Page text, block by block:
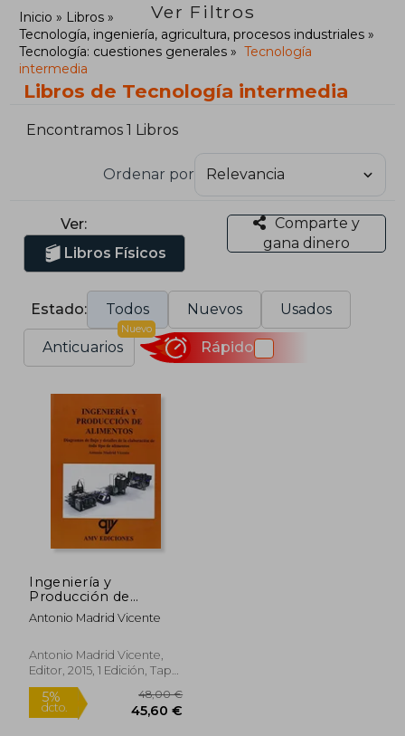
Ver Filtros
Inicio
Libros
Tecnología, ingeniería, agricultura, procesos industriales
Tecnología: cuestiones generales
Tecnología
intermedia
Libros de Tecnología intermedia
Encontramos 1 Libros
Ordenar por
Ver:
Libros Físicos
Comparte y
gana dinero
Estado: Todos Nuevos Usados
Anticuarios
Nuevo
Rápido
Ingeniería y
Producción de
Alimentos
Antonio Madrid Vicente
Antonio Madrid Vicente,
Editor, 2015, 1 Edición, Tapa
Blanda, Nuevo